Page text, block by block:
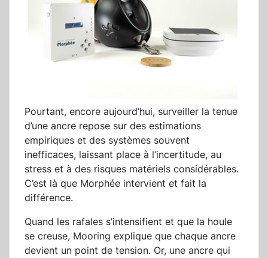
Pourtant, encore aujourd’hui, surveiller la tenue
d’une ancre repose sur des estimations
empiriques et des systèmes souvent
inefficaces, laissant place à l’incertitude, au
stress et à des risques matériels considérables.
C’est là que Morphée intervient et fait la
différence.
Quand les rafales s’intensifient et que la houle
se creuse, Mooring explique que chaque ancre
devient un point de tension. Or, une ancre qui